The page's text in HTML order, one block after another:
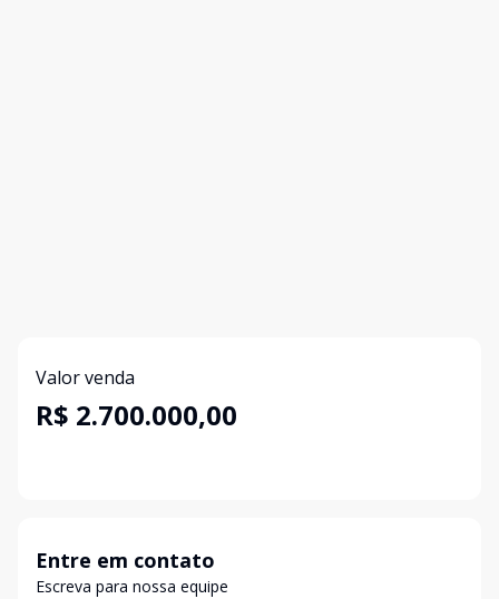
Valor venda
R$ 2.700.000,00
Entre em contato
Escreva para nossa equipe